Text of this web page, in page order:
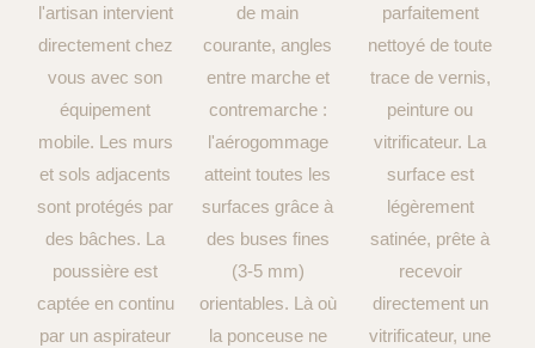
l'artisan intervient
directement chez
vous avec son
équipement
mobile. Les murs
et sols adjacents
sont protégés par
des bâches. La
poussière est
captée en continu
par un aspirateur
de main
courante, angles
entre marche et
contremarche :
l'aérogommage
atteint toutes les
surfaces grâce à
des buses fines
(3-5 mm)
orientables. Là où
la ponceuse ne
parfaitement
nettoyé de toute
trace de vernis,
peinture ou
vitrificateur. La
surface est
légèrement
satinée, prête à
recevoir
directement un
vitrificateur, une